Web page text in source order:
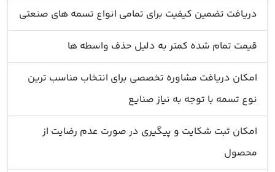
دریافت تضمین کیفیت برای تمامی انواع تسمه های صنعتی
قیمت تمام شده کمتر به دلیل حذف واسطه ها
امکان دریافت مشاوره تخصصی برای انتخاب مناسب ترین
نوع تسمه با توجه به نیاز صنایع
امکان ثبت شکایت و پیگیری در صورت عدم رضایت از
محصول